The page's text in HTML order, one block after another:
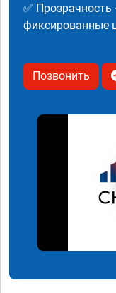
✅
фиксированные
Позвонить